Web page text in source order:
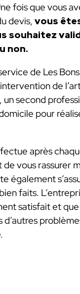
fois que vous
devis, vous
souhaitez
non.
de Les
de
second
pour
après
vous rassurer
également
faits.
satisfait et que